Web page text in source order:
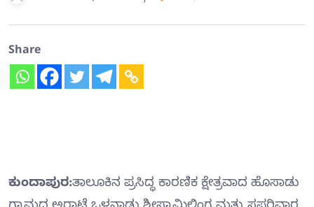
Share
ಕುಂದಾಪುರ:ತಾಲೂಕಿನ ಪ್ರಸಿದ್ಧ ಕಾರಣಿಕ ಕ್ಷೇತ್ರವಾದ ಹೊಸಾಡು